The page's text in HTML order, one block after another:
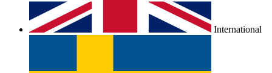
International